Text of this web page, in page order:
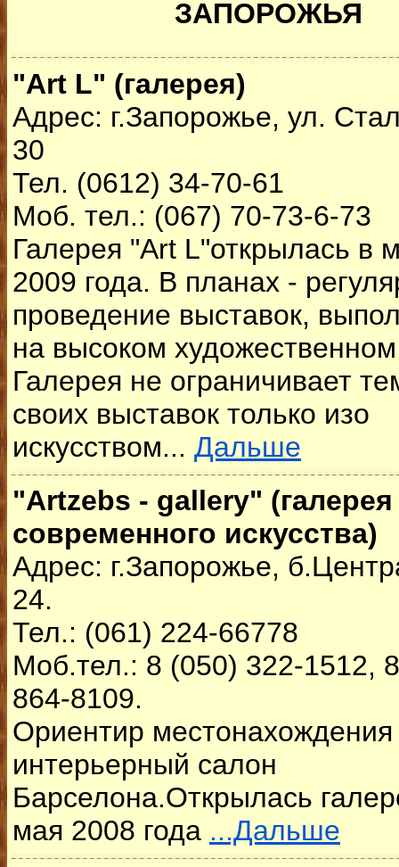
ЗАПОРОЖЬЯ
"Art L" (галерея)
Адрес: г.Запорожье, ул.
30
Тел. (0612) 34-70-61
Моб. тел.: (067) 70-73-6-73
Галерея "Art L"открылась в
2009 года. В планах -
проведение выставок,
на высоком
Галерея не ограничивает
своих выставок только изо
искусством... Дальше
"Artzebs - gallery" (галерея
современного искусства)
Адрес: г.Запорожье,
24.
Тел.: (061) 224-66778
Моб.тел.: 8 (050) 322-1512,
864-8109.
Ориентир местонахождения
интерьерный салон
Барселона.Открылась
мая 2008 года ...Дальше